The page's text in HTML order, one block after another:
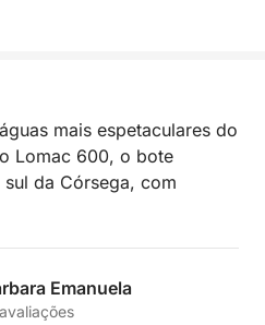
mais espetaculares do
Lomac 600, o bote
da Córsega, com
se das mais belas
Piana. A água cristalina
Emanuela